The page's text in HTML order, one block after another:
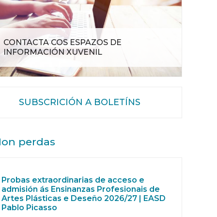
CONTACTA COS ESPAZOS DE
INFORMACIÓN XUVENIL
SUBSCRICIÓN A BOLETÍNS
perdas
Probas extraordinarias de acceso e
admisión ás Ensinanzas Profesionais de
Artes Plásticas e Deseño 2026/27 | EASD
Pablo Picasso